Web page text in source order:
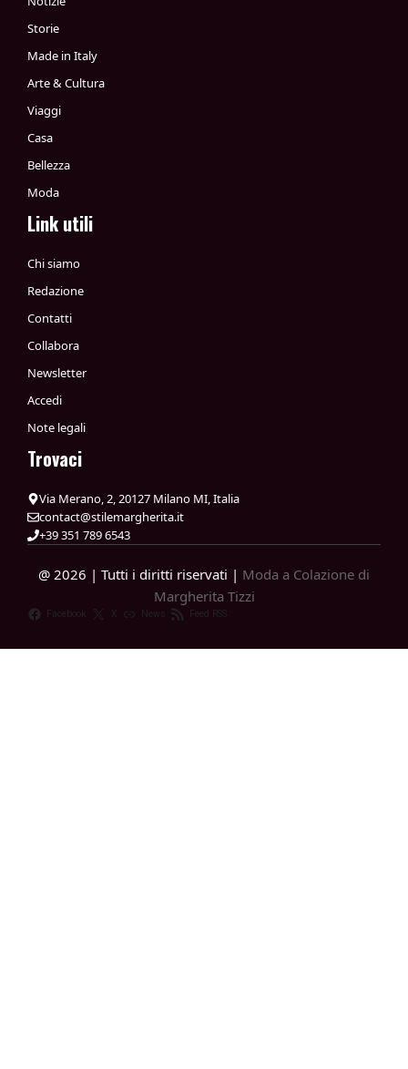
Storie
Made in Italy
Arte & Cultura
Viaggi
Casa
Bellezza
Moda
Link utili
Chi siamo
Redazione
Contatti
Collabora
Newsletter
Accedi
Note legali
Trovaci
Via Merano, 2, 20127 Milano MI, Italia
contact@stilemargherita.it
+39 351 789 6543
@ 2026 | Tutti i diritti riservati | Moda a Colazione di
Margherita Tizzi
Facebook X News Feed RSS